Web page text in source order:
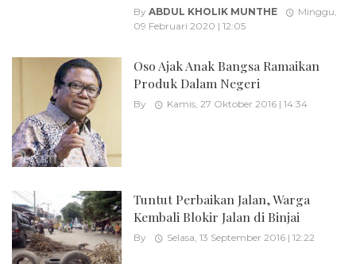
By ABDUL KHOLIK MUNTHE
Minggu,
09 Februari 2020 | 12:05
Oso Ajak Anak Bangsa Ramaikan
Produk Dalam Negeri
By Kamis, 27 Oktober 2016 | 14:34
Tuntut Perbaikan Jalan, Warga
Kembali Blokir Jalan di Binjai
By Selasa, 13 September 2016 | 12:22